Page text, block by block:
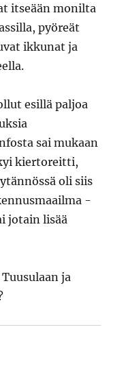
itseään monilta
pyöreät
ikkunat ja
esillä paljoa
sai mukaan
kiertoreitti,
oli siis
-
jotain lisää
ja